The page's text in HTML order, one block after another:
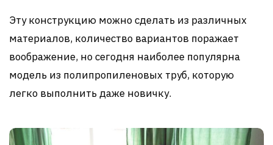
Эту конструкцию можно сделать из различных
материалов, количество вариантов поражает
воображение, но сегодня наиболее популярна
модель из полипропиленовых труб, которую
легко выполнить даже новичку.